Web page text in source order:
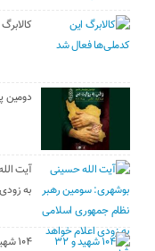
دومین
آیت
به
۱۰۴ شهید و ۳۲ مجروح نتیجه حمله آمریکا به ناو دنا